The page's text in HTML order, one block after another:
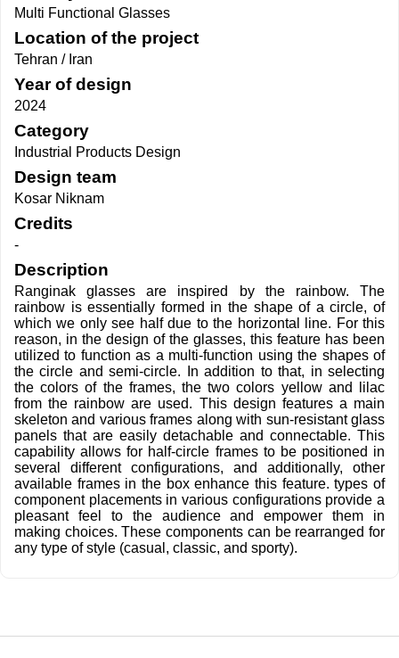
Multi Functional Glasses
Location of the project
Tehran / Iran
Year of design
2024
Category
Industrial Products Design
Design team
Kosar Niknam
Credits
-
Description
Ranginak glasses are inspired by the rainbow. The
rainbow is essentially formed in the shape of a circle, of
which we only see half due to the horizontal line. For this
reason, in the design of the glasses, this feature has been
utilized to function as a multi-function using the shapes of
the circle and semi-circle. In addition to that, in selecting
the colors of the frames, the two colors yellow and lilac
from the rainbow are used. This design features a main
skeleton and various frames along with sun-resistant glass
panels that are easily detachable and connectable. This
capability allows for half-circle frames to be positioned in
several different configurations, and additionally, other
available frames in the box enhance this feature. types of
component placements in various configurations provide a
pleasant feel to the audience and empower them in
making choices. These components can be rearranged for
any type of style (casual, classic, and sporty).